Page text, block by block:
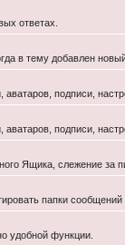
ответах.
в тему добавлен
подписи,
подписи,
Ящика, слежение за
папки
удобной функции.